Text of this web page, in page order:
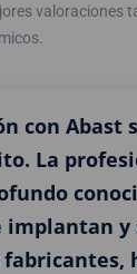
valoraciones
con Abast
La
implantan y